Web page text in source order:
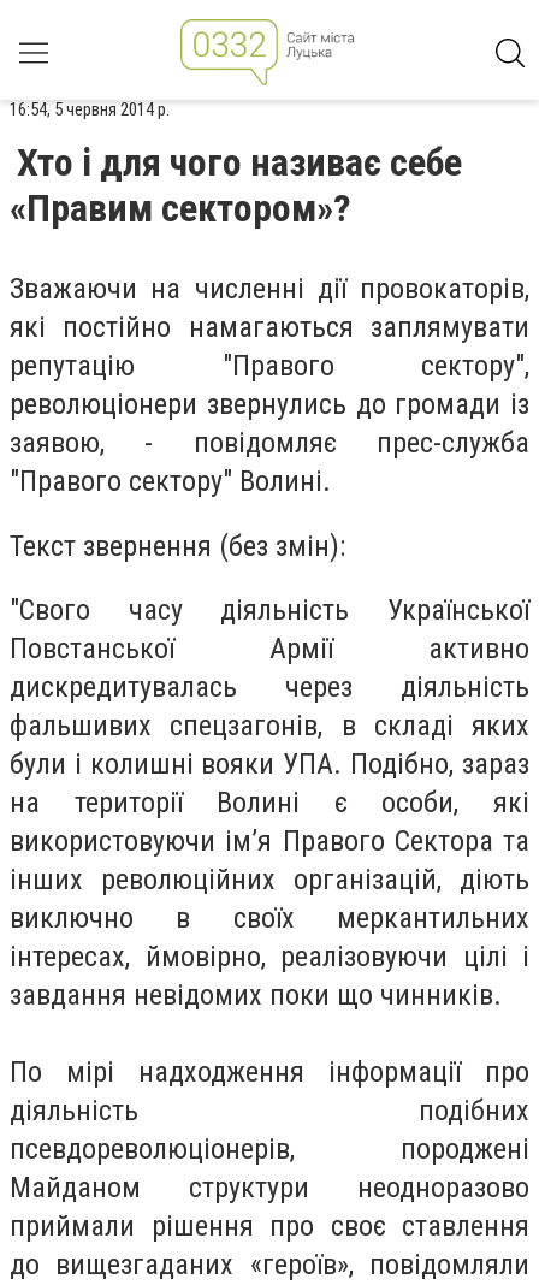
16:54, 5 червня 2014 р.
Хто і для чого називає себе
«Правим сектором»?
Зважаючи на численні дії провокаторів,
які постійно намагаються заплямувати
репутацію "Правого сектору",
революціонери звернулись до громади із
заявою, - повідомляє прес-служба
"Правого сектору" Волині.
Текст звернення (без змін):
"Свого часу діяльність Української
Повстанської Армії активно
дискредитувалась через діяльність
фальшивих спецзагонів, в складі яких
були і колишні вояки УПА. Подібно, зараз
на території Волині є особи, які
використовуючи ім’я Правого Сектора та
інших революційних організацій, діють
виключно в своїх меркантильних
інтересах, ймовірно, реалізовуючи цілі і
завдання невідомих поки що чинників.
По мірі надходження інформації про
діяльність подібних
псевдореволюціонерів, породжені
Майданом структури неодноразово
приймали рішення про своє ставлення
до вищезгаданих «героїв», повідомляли